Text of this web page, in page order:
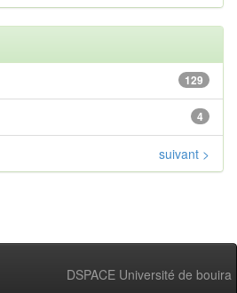
129
4
suivant >
DSPACE Université de bouira